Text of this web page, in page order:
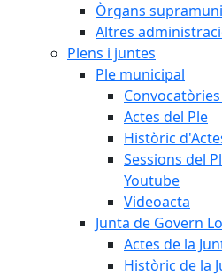
Òrgans
Altres
Plens i juntes
Ple municipal
Actes del Ple
Històric
Sessions del
Youtube
Videoacta
Junta de Govern
Actes de la
Històric de la